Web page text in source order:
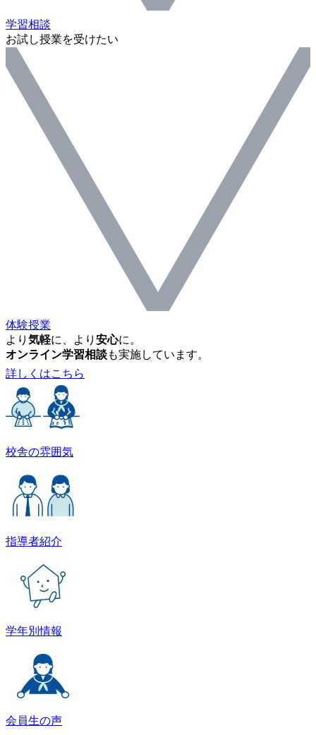
学習相談
お試し授業を受けたい
体験授業
より 気軽に、より 安心に。
オンライン学習相談も実施しています。
詳しくはこちら
校舎の雰囲気
指導者紹介
学年別情報
会員生の声